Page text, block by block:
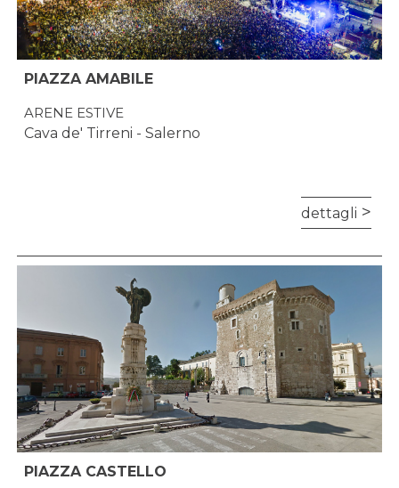
PIAZZA AMABILE
ARENE ESTIVE
Cava de' Tirreni - Salerno
dettagli
PIAZZA CASTELLO